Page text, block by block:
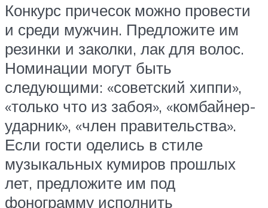
Конкурс причесок можно провести
и среди мужчин. Предложите им
резинки и заколки, лак для волос.
Номинации могут быть
следующими: «советский хиппи»,
«только что из забоя», «комбайнер-
ударник», «член правительства».
Если гости оделись в стиле
музыкальных кумиров прошлых
лет, предложите им под
фонограмму исполнить